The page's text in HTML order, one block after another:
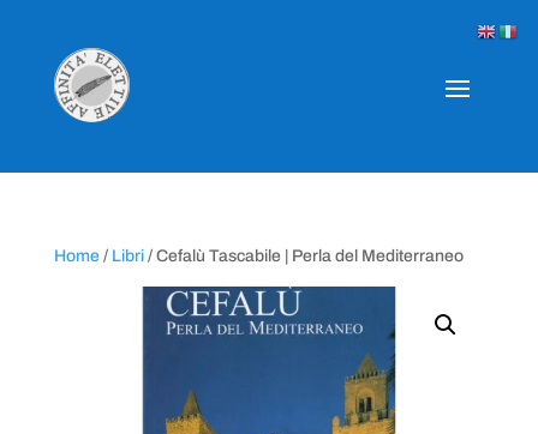
Home/ Libri/ Cefalù Tascabile | Perla del Mediterraneo